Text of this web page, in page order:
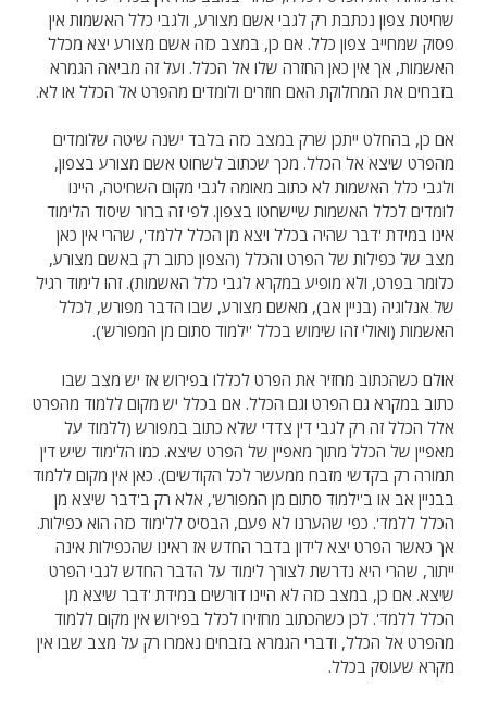
שחיטת צפון נכתבת רק לגבי אשם מצורע, ולגבי כלל האשמות אין
פסוק שמחייב צפון כלל. אם כן, במצב כזה אשם מצורע יצא מכלל
האשמות, אך אין כאן החזרה שלו אל הכלל. ועל זה מביאה הגמרא
בזבחים את המחלוקת האם חוזרים ולומדים מהפרט אל הכלל או לא.
אם כן, בהחלט ייתכן שרק במצב כזה בלבד ישנה שיטה שלומדים
מהפרט שיצא אל הכלל. מכך שכתוב לשחוט אשם מצורע בצפון,
ולגבי כלל האשמות לא כתוב מאומה לגבי מקום השחיטה, היינו
לומדים לכלל האשמות שיישחטו בצפון. לפי זה ברור שיסוד הלימוד
אינו במידת 'דבר שהיה בכלל ויצא מן הכלל ללמד', שהרי אין כאן
מצב של כפילות של הפרט והכלל (הצפון כתוב רק באשם מצורע,
כלומר בפרט, ולא מופיע במקרא לגבי כלל האשמות). זהו לימוד רגיל
של אנלוגיה (בניין אב), מאשם מצורע, שבו הדבר מפורש, לכלל
האשמות (ואולי זהו שימוש בכלל 'ילמוד סתום מן המפורש').
אולם כשהכתוב מחזיר את הפרט לכללו בפירוש אז יש מצב שבו
כתוב במקרא גם הפרט וגם הכלל. אם בכלל יש מקום ללמוד מהפרט
אלל הכלל זה רק לגבי דין צדדי שלא כתוב במפורש (ללמוד על
מאפיין של הכלל מתוך מאפיין של הפרט שיצא. כמו הלימוד שיש דין
תמורה רק בקדשי מזבח ממעשר לכל הקודשים). כאן אין מקום ללמוד
בבניין אב או ב'ילמוד סתום מן המפורש', אלא רק ב'דבר שיצא מן
הכלל ללמד'. כפי שהערנו לא פעם, הבסיס ללימוד כזה הוא כפילות.
אך כאשר הפרט יצא לידון בדבר החדש אז ראינו שהכפילות אינה
ייתור, שהרי היא נדרשת לצורך לימוד על הדבר החדש לגבי הפרט
שיצא. אם כן, במצב כזה לא היינו דורשים במידת 'דבר שיצא מן
הכלל ללמד'. לכן כשהכתוב מחזירו לכלל בפירוש אין מקום ללמוד
מהפרט אל הכלל, ודברי הגמרא בזבחים נאמרו רק על מצב שבו אין
מקרא שעוסק בכלל.